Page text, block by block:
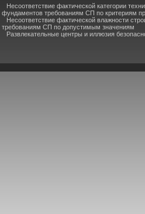
Несоответствие фактической категории
фундаментов требованиям СП по критериям
Несоответствие фактической влажности
требованиям СП по допустимым значениям
Развлекательные центры и иллюзия